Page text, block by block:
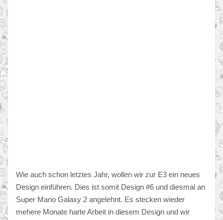
Wie auch schon letztes Jahr, wollen wir zur E3 ein neues
Design einführen. Dies ist somit Design #6 und diesmal an
Super Mario Galaxy 2 angelehnt. Es stecken wieder
mehere Monate harte Arbeit in diesem Design und wir